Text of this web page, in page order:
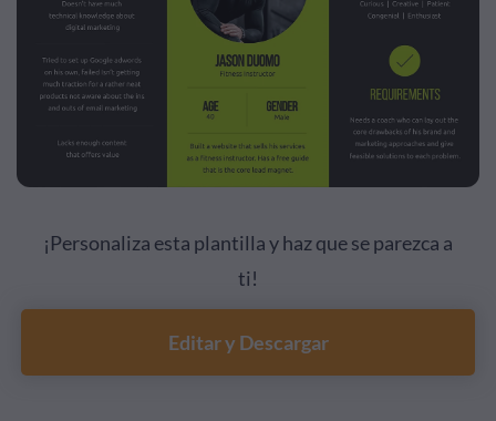
¡Personaliza esta plantilla y haz que se parezca a
ti!
Editar y Descargar